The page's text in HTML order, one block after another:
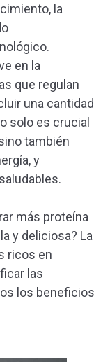
la
en la
que regulan
una cantidad
solo es crucial
también
y
más proteína
y deliciosa? La
ricos en
las
los beneficios